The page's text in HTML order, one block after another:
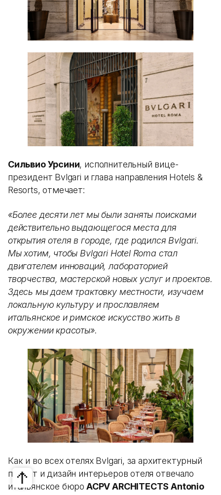
Сильвио Урсини, исполнительный вице-
президент Bvlgari и глава направления Hotels &
Resorts, отмечает:
«Более десяти лет мы были заняты поисками
действительно выдающегося места для
открытия отеля в городе, где родился Bvlgari.
Мы хотим, чтобы Bvlgari Hotel Roma стал
двигателем инноваций, лабораторией
творчества, мастерской новых услуг и проектов.
Здесь мы даем трактовку местности, изучаем
локальную культуру и прославляем
итальянское и римское искусство жить в
окружении красоты».
Как и во всех отелях Bvlgari, за архитектурный
проект и дизайн интерьеров отеля отвечало
итальянское бюро ACPV ARCHITECTS Antonio